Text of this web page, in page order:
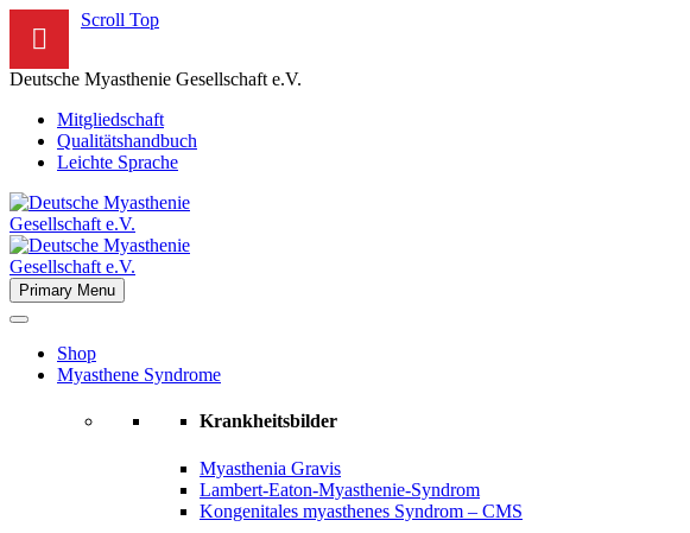
Scroll Top
Deutsche Myasthenie Gesellschaft e.V.
Mitgliedschaft
Qualitätshandbuch
Leichte Sprache
Primary Menu
Shop
Myasthene Syndrome
Krankheitsbilder
Myasthenia Gravis
Lambert-Eaton-Myasthenie-Syndrom
Kongenitales myasthenes Syndrom – CMS